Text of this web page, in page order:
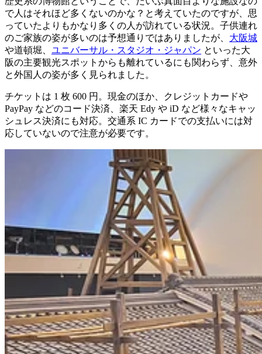
で人はそれほど多くないのかな？と考えていたのですが、思
っていたよりもかなり多くの人が訪れている状況。子供連れ
のご家族の姿が多いのは予想通りではありましたが、 大阪城
や道頓堀、 ユニバーサル・スタジオ・ジャパン といった大
阪の主要観光スポットからも離れているにも関わらず、意外
と外国人の姿が多く見られました。
チケットは 1 枚 600 円。現金のほか、クレジットカードや
PayPay などのコード決済、楽天 Edy や iD など様々なキャッ
シュレス決済にも対応。交通系 IC カードでの支払いには対
応していないので注意が必要です。